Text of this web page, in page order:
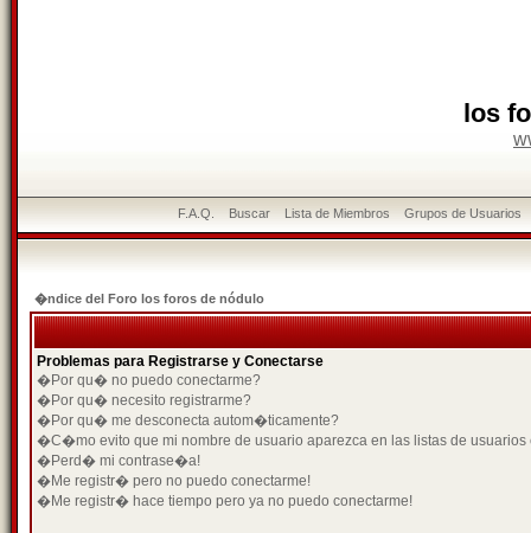
los
F.A.Q. Buscar Lista de Miembros Grupos de Usuarios
�ndice del Foro los foros de nódulo
Problemas para Registrarse y Conectarse
�Por qu� no puedo conectarme?
�Por qu� necesito registrarme?
�Por qu� me desconecta autom�ticamente?
�C�mo evito que mi nombre de usuario aparezca en las listas de usuarios
�Perd� mi contrase�a!
�Me registr� pero no puedo conectarme!
�Me registr� hace tiempo pero ya no puedo conectarme!